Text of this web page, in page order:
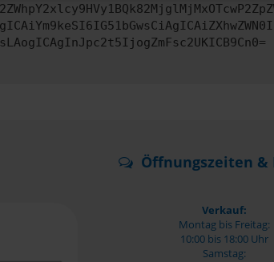
Öffnungszeiten &
Verkauf:
Montag bis Freitag:
10:00 bis 18:00 Uhr
Samstag: